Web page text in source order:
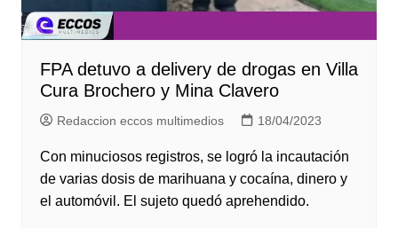
FPA detuvo a delivery de drogas en Villa
Cura Brochero y Mina Clavero
Redaccion eccos multimedios 18/04/2023
Con minuciosos registros, se logró la incautación
de varias dosis de marihuana y cocaína, dinero y
el automóvil. El sujeto quedó aprehendido.